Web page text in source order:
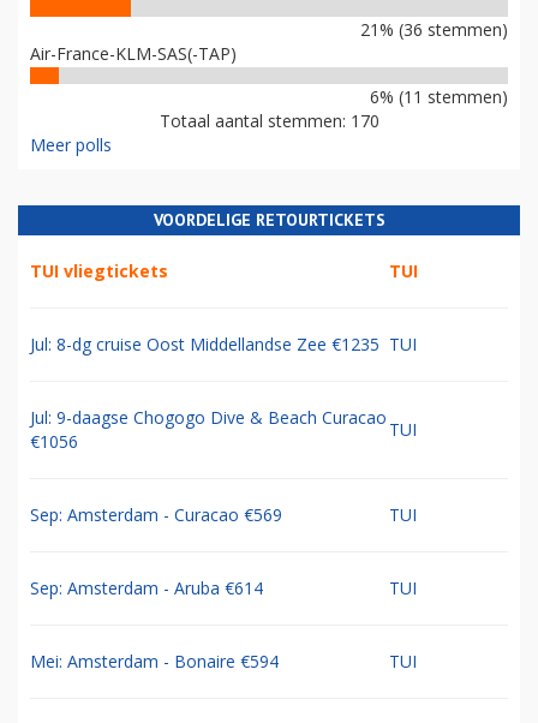
21% (36 stemmen)
Air-France-KLM-SAS(-TAP)
6% (11 stemmen)
Totaal aantal stemmen: 170
Meer polls
VOORDELIGE RETOURTICKETS
TUI vliegtickets TUI
Jul: 8-dg cruise Oost Middellandse Zee €1235 TUI
Jul: 9-daagse Chogogo Dive & Beach Curacao
€1056
TUI
Sep: Amsterdam - Curacao €569 TUI
Sep: Amsterdam - Aruba €614 TUI
Mei: Amsterdam - Bonaire €594 TUI